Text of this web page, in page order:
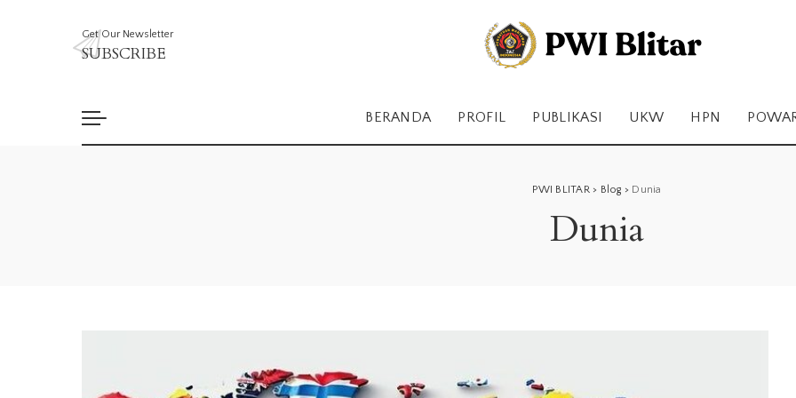
Get Our Newsletter
SUBSCRIBE
BERANDA PROFIL PUBLIKASI UKW HPN
PWI BLITAR> Blog > Dunia
Dunia